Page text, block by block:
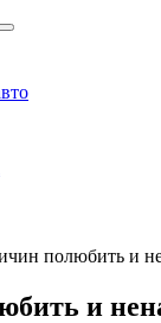
полюбить и
и